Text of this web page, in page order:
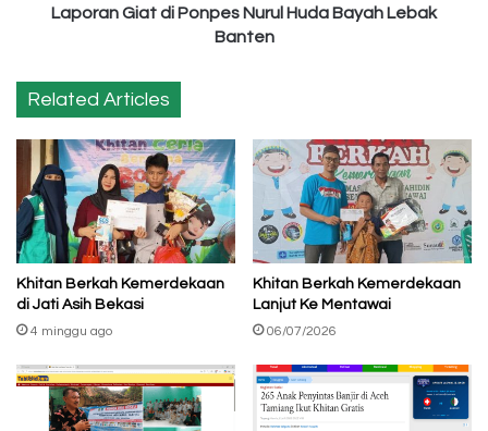
Laporan Giat di Ponpes Nurul Huda Bayah Lebak
Banten
Related Articles
Khitan Berkah Kemerdekaan
di Jati Asih Bekasi
4 minggu ago
Khitan Berkah Kemerdekaan
Lanjut Ke Mentawai
06/07/2026